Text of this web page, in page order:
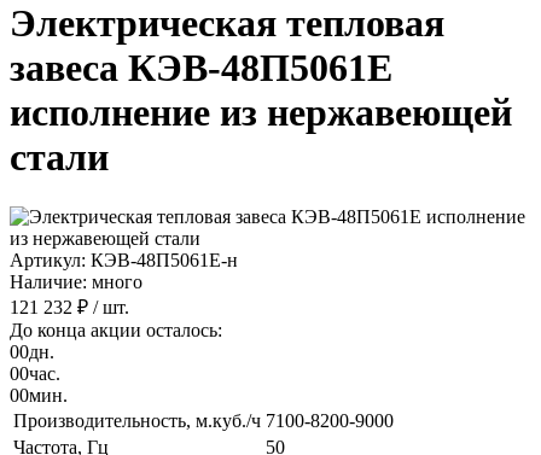
Электрическая тепловая
завеса КЭВ-48П5061E
исполнение из нержавеющей
стали
Артикул: КЭВ-48П5061Е-н
Наличие: много
121 232 ₽ / шт.
До конца акции осталось:
00дн.
00час.
00мин.
Производительность, м.куб./ч 7100-8200-9000
Частота, Гц
50